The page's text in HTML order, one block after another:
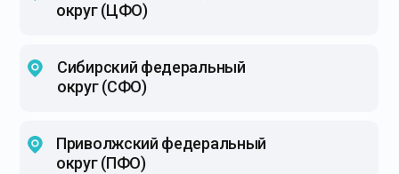
Приволжский федеральный
округ (ПФО)
Сибирский федеральный
округ (СФО)
округ (ЦФО)